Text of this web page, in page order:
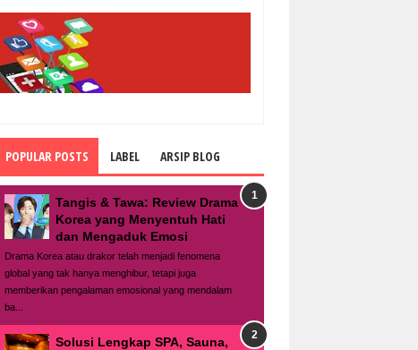
POPULAR POSTS LABEL ARSIP BLOG
Tangis & Tawa: Review Drama
Korea yang Menyentuh Hati
dan Mengaduk Emosi
Drama Korea atau drakor telah menjadi fenomena
global yang tak hanya menghibur, tetapi juga
memberikan pengalaman emosional yang mendalam
ba...
Solusi Lengkap SPA, Sauna,